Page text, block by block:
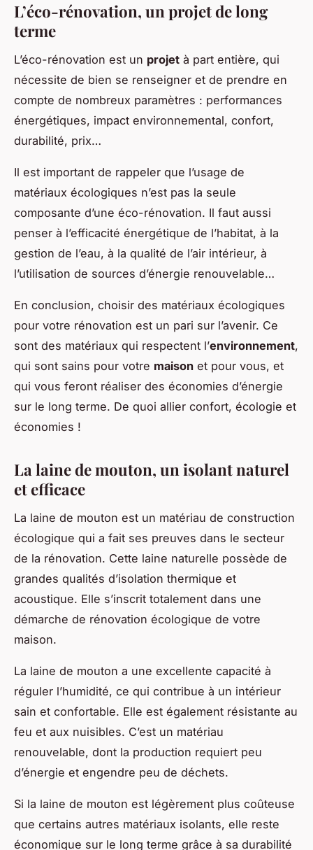
L’éco-rénovation, un projet de long
terme
L’éco-rénovation est un projet à part entière, qui
nécessite de bien se renseigner et de prendre en
compte de nombreux paramètres : performances
énergétiques, impact environnemental, confort,
durabilité, prix…
Il est important de rappeler que l’usage de
matériaux écologiques n’est pas la seule
composante d’une éco-rénovation. Il faut aussi
penser à l’efficacité énergétique de l’habitat, à la
gestion de l’eau, à la qualité de l’air intérieur, à
l’utilisation de sources d’énergie renouvelable…
En conclusion, choisir des matériaux écologiques
pour votre rénovation est un pari sur l’avenir. Ce
sont des matériaux qui respectent l’environnement,
qui sont sains pour votre maison et pour vous, et
qui vous feront réaliser des économies d’énergie
sur le long terme. De quoi allier confort, écologie et
économies !
La laine de mouton, un isolant naturel
et efficace
La laine de mouton est un matériau de construction
écologique qui a fait ses preuves dans le secteur
de la rénovation. Cette laine naturelle possède de
grandes qualités d’isolation thermique et
acoustique. Elle s’inscrit totalement dans une
démarche de rénovation écologique de votre
maison.
La laine de mouton a une excellente capacité à
réguler l’humidité, ce qui contribue à un intérieur
sain et confortable. Elle est également résistante au
feu et aux nuisibles. C’est un matériau
renouvelable, dont la production requiert peu
d’énergie et engendre peu de déchets.
Si la laine de mouton est légèrement plus coûteuse
que certains autres matériaux isolants, elle reste
économique sur le long terme grâce à sa durabilité